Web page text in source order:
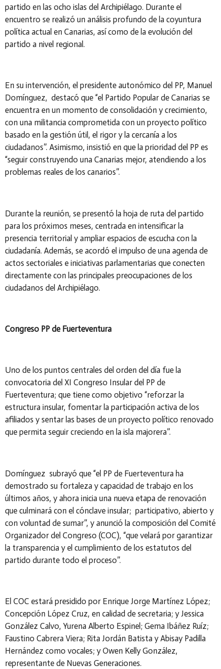
partido en las ocho islas del Archipiélago. Durante el
encuentro se realizó un análisis profundo de la coyuntura
política actual en Canarias, así como de la evolución del
partido a nivel regional.
En su intervención, el presidente autonómico del PP, Manuel
Domínguez, destacó que “el Partido Popular de Canarias se
encuentra en un momento de consolidación y crecimiento,
con una militancia comprometida con un proyecto político
basado en la gestión útil, el rigor y la cercanía a los
ciudadanos”. Asimismo, insistió en que la prioridad del PP es
“seguir construyendo una Canarias mejor, atendiendo a los
problemas reales de los canarios”.
Durante la reunión, se presentó la hoja de ruta del partido
para los próximos meses, centrada en intensificar la
presencia territorial y ampliar espacios de escucha con la
ciudadanía. Además, se acordó el impulso de una agenda de
actos sectoriales e iniciativas parlamentarias que conecten
directamente con las principales preocupaciones de los
ciudadanos del Archipiélago.
Congreso PP de Fuerteventura
Uno de los puntos centrales del orden del día fue la
convocatoria del XI Congreso Insular del PP de
Fuerteventura; que tiene como objetivo “reforzar la
estructura insular, fomentar la participación activa de los
afiliados y sentar las bases de un proyecto político renovado
que permita seguir creciendo en la isla majorera”.
Domínguez subrayó que “el PP de Fuerteventura ha
demostrado su fortaleza y capacidad de trabajo en los
últimos años, y ahora inicia una nueva etapa de renovación
que culminará con el cónclave insular; participativo, abierto y
con voluntad de sumar”, y anunció la composición del Comité
Organizador del Congreso (COC), “que velará por garantizar
la transparencia y el cumplimiento de los estatutos del
partido durante todo el proceso”.
El COC estará presidido por Enrique Jorge Martínez López;
Concepción López Cruz, en calidad de secretaria; y Jessica
González Calvo, Yurena Alberto Espinel; Gema Ibáñez Ruíz;
Faustino Cabrera Viera; Rita Jordán Batista y Abisay Padilla
Hernández como vocales; y Owen Kelly González,
representante de Nuevas Generaciones.